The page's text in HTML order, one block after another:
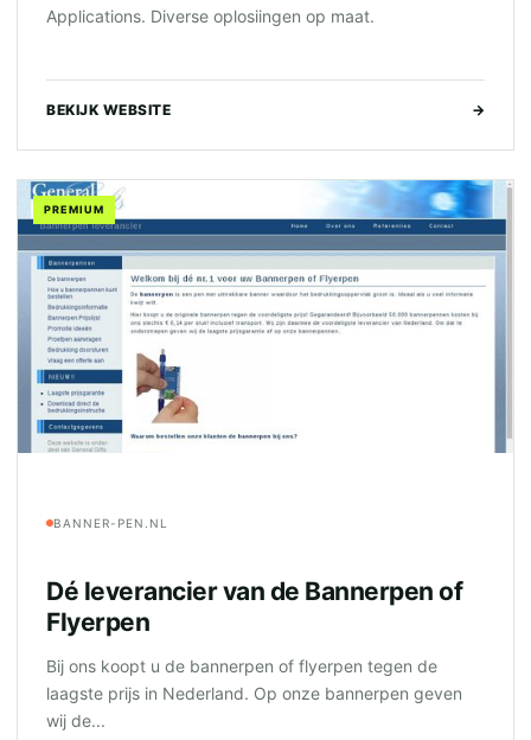
Applications. Diverse oplosiingen op maat.
BEKIJK WEBSITE →
PREMIUM
BANNER-PEN.NL
Dé leverancier van de Bannerpen of
Flyerpen
Bij ons koopt u de bannerpen of flyerpen tegen de
laagste prijs in Nederland. Op onze bannerpen geven
wij de...